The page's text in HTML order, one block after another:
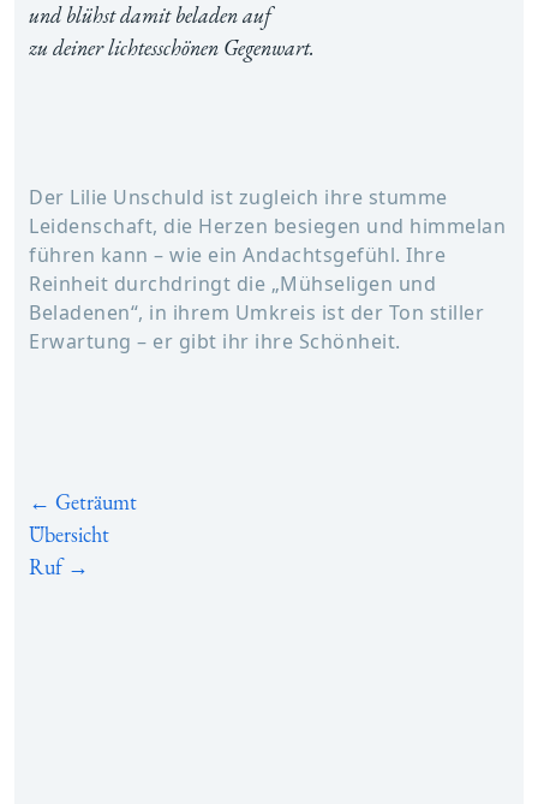
und blühst damit beladen auf
zu deiner lichtesschönen Gegenwart.
Der Lilie Unschuld ist zugleich ihre stumme
Leidenschaft, die Herzen besiegen und himmelan
führen kann – wie ein Andachtsgefühl. Ihre
Reinheit durchdringt die „Mühseligen und
Beladenen“, in ihrem Umkreis ist der Ton stiller
Erwartung – er gibt ihr ihre Schönheit.
← Geträumt
Übersicht
Ruf →